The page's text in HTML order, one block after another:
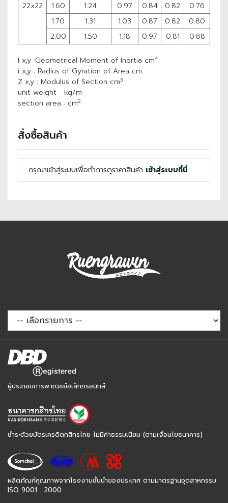
22x22
1.60
1.24 0.97 0.84 0.82
0.76
1.70
1.31 1.03 0.87 0.82
0.80
2.00
1.50 1.18 0.97 0.81 0.88
I x,y :Geometrical Moment of Inertia cm4
i x,y : Radius of Gyration of Area cm.
Z x,y : Modulus of Section cm3
unit weight kg/m
section area : cm2
สั่งซื้อสินค้า
กรุณาเข้าสู่ระบบเพื่อทำการดูราคาสินค้า เข้าสู่ระบบที่นี่
ผู้ประกอบการพาณิชย์อิเล็กทรอนิกส์
ชำระด้วยบัตรเครดิตกสิกรไทย ไม่มีค่าธรรมเนียม (ตามเงื่อนไขธนาคาร)
ผลิตภัณฑ์คุณภาพจากโรงงานชั้นนำของประเทศ ตามมาตรฐานอุตสาหกรรม
ISO 9001 : 2000